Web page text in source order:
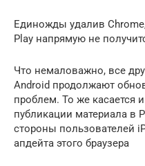
Единожды удалив
Play напрямую не
Что немаловажно, все
Android продолжают
проблем. То же касается
публикации материала в
стороны пользователей
апдейта этого браузера